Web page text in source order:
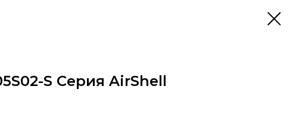
S Серия AirShell